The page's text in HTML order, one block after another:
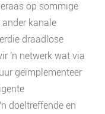
op sommige
kanale
draadlose
'n netwerk wat via
geïmplementeer
doeltreffende en